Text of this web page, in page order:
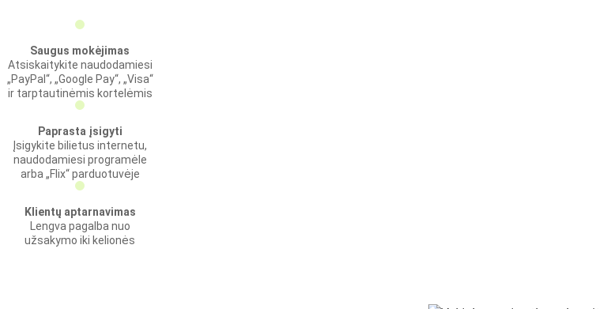
Saugus mokėjimas
Atsiskaitykite naudodamiesi
„PayPal“, „Google Pay“, „Visa“
ir tarptautinėmis kortelėmis
Paprasta įsigyti
Įsigykite bilietus internetu,
naudodamiesi programėle
arba „Flix“ parduotuvėje
Klientų aptarnavimas
Lengva pagalba nuo
užsakymo iki kelionės